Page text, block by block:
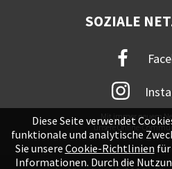
SOZIALE
Mit immer neuem
unsere Online-
Diese Seite verwendet
funktionale und analytische
Sie unsere Cookie-Richtlinien
Informationen. Durch die